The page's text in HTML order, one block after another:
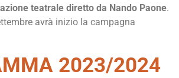
teatrale diretto da Nando Paone.
avrà inizio la campagna
2023/2024